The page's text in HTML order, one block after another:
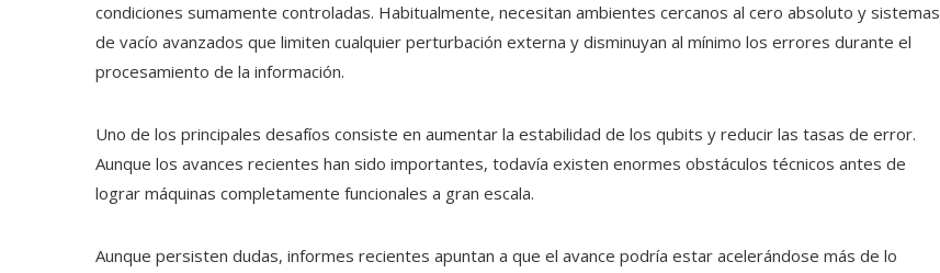
condiciones sumamente controladas. Habitualmente, necesitan ambientes cercanos al cero absoluto y sistemas
de vacío avanzados que limiten cualquier perturbación externa y disminuyan al mínimo los errores durante el
procesamiento de la información.
Uno de los principales desafíos consiste en aumentar la estabilidad de los qubits y reducir las tasas de error.
Aunque los avances recientes han sido importantes, todavía existen enormes obstáculos técnicos antes de
lograr máquinas completamente funcionales a gran escala.
Aunque persisten dudas, informes recientes apuntan a que el avance podría estar acelerándose más de lo